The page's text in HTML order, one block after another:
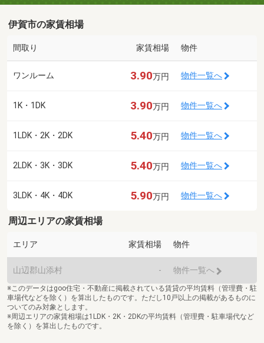
伊賀市の家賃相場
間取り 家賃相場 物件
ワンルーム 3.90万円 物件一覧へ
1K・1DK 3.90万円 物件一覧へ
1LDK・2K・2DK 5.40万円 物件一覧へ
2LDK・3K・3DK 5.40万円 物件一覧へ
3LDK・4K・4DK 5.90万円 物件一覧へ
周辺エリアの家賃相場
エリア 家賃相場 物件
山辺郡山添村 - 物件一覧へ
※このデータはgoo住宅・不動産に掲載されている賃貸の平均賃料（管理費・駐
車場代などを除く）を算出したものです。ただし10戸以上の掲載があるものに
ついてのみ対象とします。
※周辺エリアの家賃相場は1LDK・2K・2DKの平均賃料（管理費・駐車場代など
を除く）を算出したものです。